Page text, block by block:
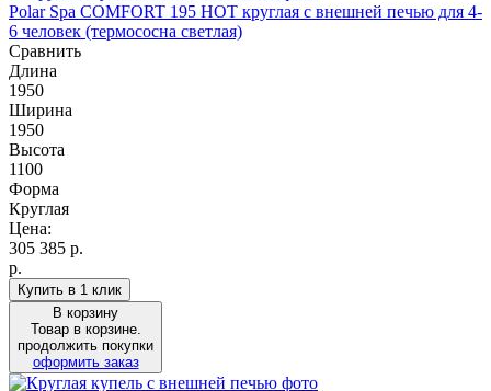
Polar Spa COMFORT 195 HOT круглая с внешней печью для 4-
6 человек (термососна светлая)
Сравнить
Длина
1950
Ширина
1950
Высота
1100
Форма
Круглая
Цена:
305 385 р.
р.
Купить в 1 клик
В корзину
Товар в корзине.
продолжить покупки
оформить заказ